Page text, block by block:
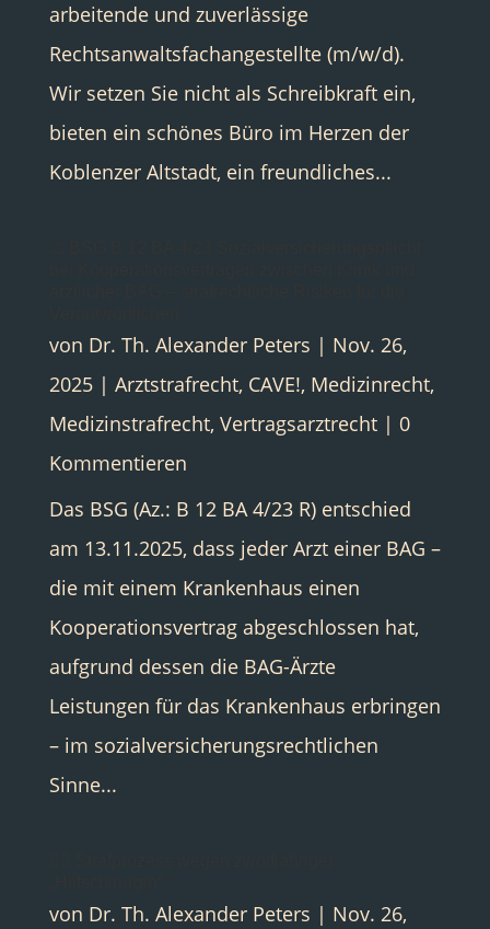
arbeitende und zuverlässige
Rechtsanwaltsfachangestellte (m/w/d).
Wir setzen Sie nicht als Schreibkraft ein,
bieten ein schönes Büro im Herzen der
Koblenzer Altstadt, ein freundliches...
von Dr. Th. Alexander Peters | Nov. 26,
2025| Arztstrafrecht, CAVE!, Medizinrecht,
Medizinstrafrecht, Vertragsarztrecht| 0
Kommentieren
Das BSG (Az.: B 12 BA 4/23 R) entschied
am 13.11.2025, dass jeder Arzt einer BAG –
die mit einem Krankenhaus einen
Kooperationsvertrag abgeschlossen hat,
aufgrund dessen die BAG-Ärzte
Leistungen für das Krankenhaus erbringen
– im sozialversicherungsrechtlichen
Sinne...
von Dr. Th. Alexander Peters | Nov. 26,